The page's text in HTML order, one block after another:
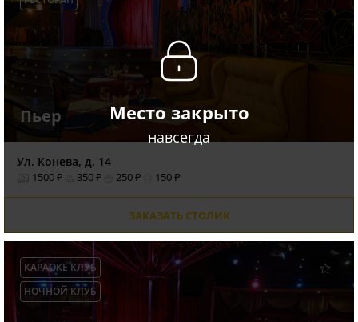
Место закрыто
навсегда
Пьер
Ул. Конева, д. 14
1500 ₽ 350 ₽ 250 ₽ 150 ₽
ЗАКАЗАТЬ СТОЛИК
КАРАОКЕ КЛУБ
НОЧНОЙ КЛУБ